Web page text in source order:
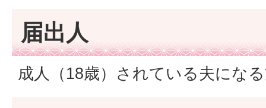
届出人
成人（18歳）されている夫にな